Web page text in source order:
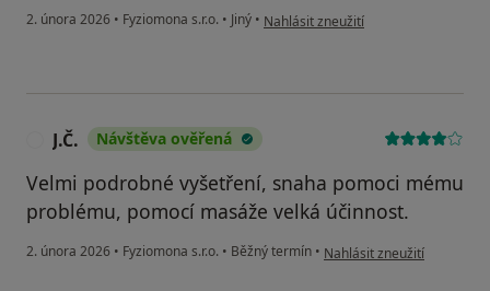
2. února 2026 • Fyziomona s.r.o. • Jiný • podle názoru uživatele Jana
Nahlásit zneužití
J.Č. Návštěva ověřená
Velmi podrobné vyšetření, snaha pomoci mému
problému, pomocí masáže velká účinnost.
2. února 2026 • Fyziomona s.r.o. • Běžný termín • podle názoru uživatele J.Č.
Nahlásit zneužití